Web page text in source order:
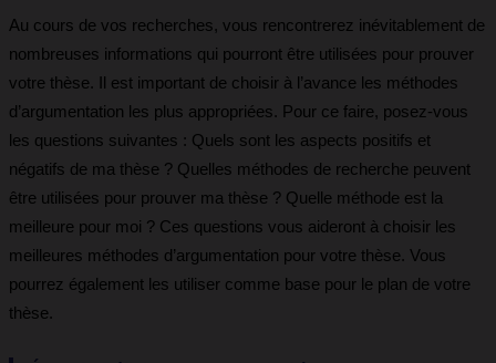
Au cours de vos recherches, vous rencontrerez inévitablement de
nombreuses informations qui pourront être utilisées pour prouver
votre thèse. Il est important de choisir à l’avance les méthodes
d’argumentation les plus appropriées. Pour ce faire, posez-vous
les questions suivantes : Quels sont les aspects positifs et
négatifs de ma thèse ? Quelles méthodes de recherche peuvent
être utilisées pour prouver ma thèse ? Quelle méthode est la
meilleure pour moi ? Ces questions vous aideront à choisir les
meilleures méthodes d’argumentation pour votre thèse. Vous
pourrez également les utiliser comme base pour le plan de votre
thèse.